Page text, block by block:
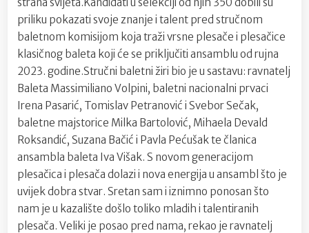
priliku pokazati svoje znanje i talent pred stručnom
baletnom komisijom koja traži vrsne plesače i plesačice
klasičnog baleta koji će se priključiti ansamblu od rujna
2023. godine.Stručni baletni žiri bio je u sastavu: ravnatelj
Baleta Massimiliano Volpini, baletni nacionalni prvaci
Irena Pasarić, Tomislav Petranović i Svebor Sečak,
baletne majstorice Milka Bartolović, Mihaela Devald
Roksandić, Suzana Bačić i Pavla Pećušak te članica
ansambla baleta Iva Višak. S novom generacijom
plesačica i plesača dolazi i nova energija u ansambl što je
uvijek dobra stvar. Sretan sam i iznimno ponosan što
nam je u kazalište došlo toliko mladih i talentiranih
plesača. Veliki je posao pred nama, rekao je ravnatelj